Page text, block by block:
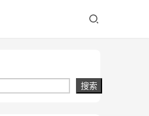
搜索